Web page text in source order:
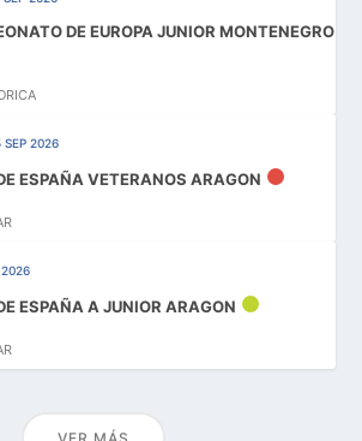
DE EUROPA JUNIOR MONTENEGRO
2026
ESPAÑA VETERANOS ARAGON
2026
ESPAÑA A JUNIOR ARAGON